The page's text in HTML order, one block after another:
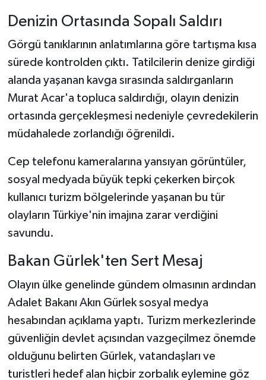
Denizin Ortasında Sopalı Saldırı
Görgü tanıklarının anlatımlarına göre tartışma kısa
sürede kontrolden çıktı. Tatilcilerin denize girdiği
alanda yaşanan kavga sırasında saldırganların
Murat Acar'a topluca saldırdığı, olayın denizin
ortasında gerçekleşmesi nedeniyle çevredekilerin
müdahalede zorlandığı öğrenildi.
Cep telefonu kameralarına yansıyan görüntüler,
sosyal medyada büyük tepki çekerken birçok
kullanıcı turizm bölgelerinde yaşanan bu tür
olayların Türkiye'nin imajına zarar verdiğini
savundu.
Bakan Gürlek'ten Sert Mesaj
Olayın ülke genelinde gündem olmasının ardından
Adalet Bakanı Akın Gürlek sosyal medya
hesabından açıklama yaptı. Turizm merkezlerinde
güvenliğin devlet açısından vazgeçilmez önemde
olduğunu belirten Gürlek, vatandaşları ve
turistleri hedef alan hiçbir zorbalık eylemine göz